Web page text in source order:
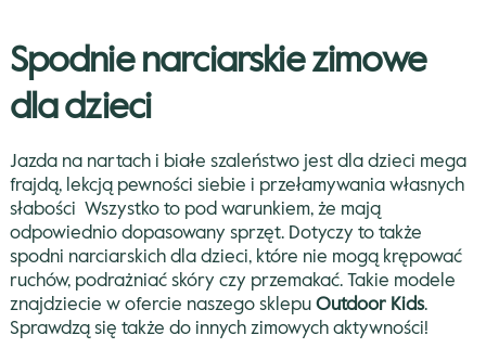
Spodnie narciarskie zimowe
dla dzieci
Jazda na nartach i białe szaleństwo jest dla dzieci mega
frajdą, lekcją pewności siebie i przełamywania własnych
słabości Wszystko to pod warunkiem, że mają
odpowiednio dopasowany sprzęt. Dotyczy to także
spodni narciarskich dla dzieci, które nie mogą krępować
ruchów, podrażniać skóry czy przemakać. Takie modele
znajdziecie w ofercie naszego sklepu Outdoor Kids.
Sprawdzą się także do innych zimowych aktywności!